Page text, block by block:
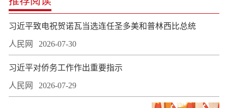
习近平致电祝贺诺瓦当选连任圣多美和普林西比总统
人民网 2026-07-30
习近平对侨务工作作出重要指示
人民网 2026-07-29